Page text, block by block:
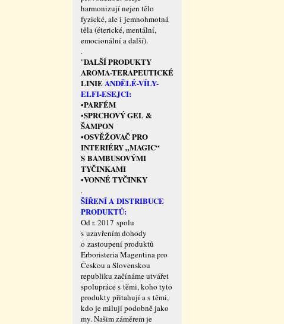
harmonizují nejen tělo
fyzické, ale i jemnohmotná
těla (éterické, mentální,
emocionální a další).
.
"DALŠÍ PRODUKTY
AROMA-TERAPEUTICKÉ
LINIEANDĚLÉ-VÍLY-
ELFI-ESEJCI:
•PARFÉM
•SPRCHOVÝ GEL &
ŠAMPON
•OSVĚŽOVAČ PRO
INTERIÉRY „MAGIC“
S BAMBUSOVÝMI
TYČINKAMI
•VONNÉ TYČINKY
.
ŠÍŘENÍ A DISTRIBUCE
PRODUKTŮ:
Od r. 2017 spolu
s uzavřením dohody
o zastoupení produktů
Erboristeria Magentina pro
Českou a Slovenskou
republiku začínáme utvářet
spolupráce s těmi, koho tyto
produkty přitahují a s těmi,
kdo je milují podobně jako
my. Našim záměrem je